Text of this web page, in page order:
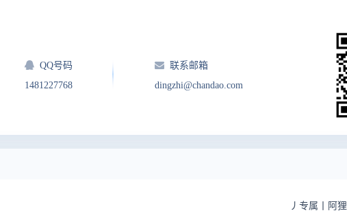
QQ号码
1481227768
联系邮箱
dingzhi@chandao.com
丿专属丨阿狸